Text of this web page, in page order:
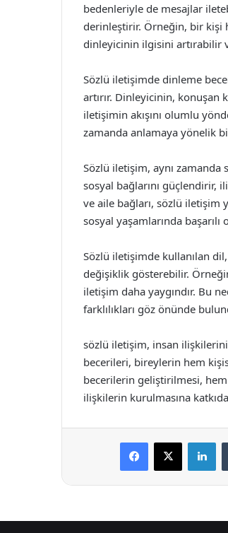
bedenleriyle de mesajlar
derinleştirir. Örneğin, bir kişi
dinleyicinin ilgisini artırabilir
Sözlü iletişimde dinleme
artırır. Dinleyicinin,
iletişimin akışını olumlu
zamanda anlamaya yönelik
Sözlü iletişim, aynı zamanda
sosyal bağlarını güçlendirir,
ve aile bağları, sözlü
sosyal yaşamlarında
Sözlü iletişimde kullanılan
değişiklik gösterebilir.
iletişim daha yaygındır. Bu
farklılıkları göz önünde
sözlü iletişim, insan
becerileri, bireylerin hem
becerilerin geliştirilmesi,
ilişkilerin kurulmasına
Facebook
X